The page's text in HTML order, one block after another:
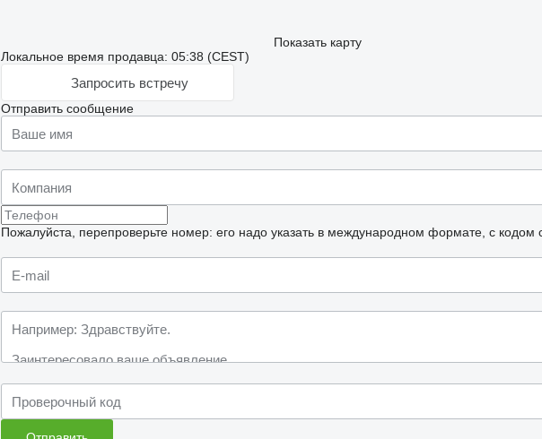
Показать карту
Локальное время продавца: 05:38 (CEST)
Запросить встречу
Отправить сообщение
Пожалуйста, перепроверьте номер: его надо указать в международном формате, с кодом